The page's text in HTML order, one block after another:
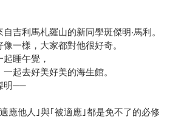
吉利馬札羅山的新同學斑傑明‧馬利。
一樣，大家都對他很好奇。
睡午覺，
起去好美好美的海生館。
明──
應他人｣與｢被適應｣都是免不了的必修